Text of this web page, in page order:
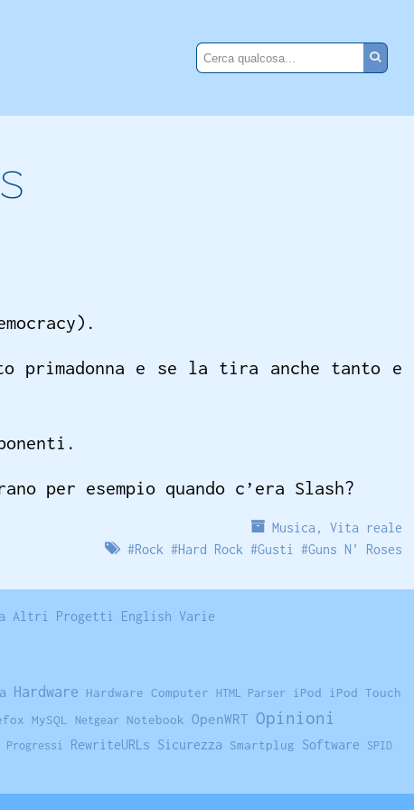
primadonna e se la tira anche tanto e
per esempio quando c’era Slash?
Musica , Vita reale
#Rock #Hard Rock #Gusti #Guns N' Roses
Altri Progetti English Varie
Hardware Hardware Computer HTML Parser iPod
iPod Touch
MySQL Netgear Notebook OpenWRT Opinioni
Progressi RewriteURLs Sicurezza Smartplug Software
SPID